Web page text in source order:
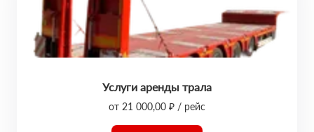
Услуги аренды трала
от 21 000,00 ₽ / рейс